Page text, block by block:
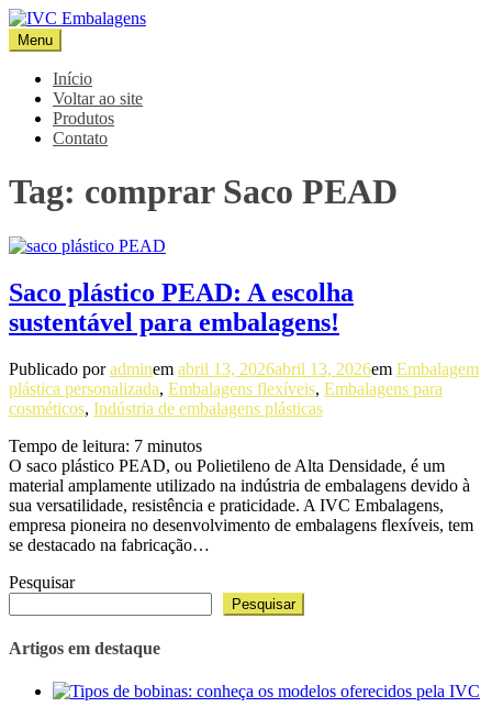
Pular
para
o
conteúdo
IVC Embalagens
Blog IVC
Menu
Início
Voltar ao site
Produtos
Contato
Tag: comprar Saco PEAD
Saco plástico PEAD: A escolha
sustentável para embalagens!
Publicado poradminem abril 13, 2026abril 13, 2026em Embalagem
plástica personalizada, Embalagens flexíveis, Embalagens para
cosméticos, Indústria de embalagens plásticas
Tempo de leitura: 7 minutos
O saco plástico PEAD, ou Polietileno de Alta Densidade, é um
material amplamente utilizado na indústria de embalagens devido à
sua versatilidade, resistência e praticidade. A IVC Embalagens,
empresa pioneira no desenvolvimento de embalagens flexíveis, tem
se destacado na fabricação…
Pesquisar
Pesquisar
Artigos em destaque